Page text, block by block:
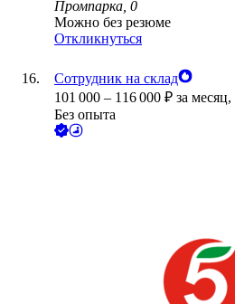
Промпарка, 0
Можно без резюме
Откликнуться
Сотрудник на склад
101 000 – 116 000 ₽ за месяц,
Без опыта